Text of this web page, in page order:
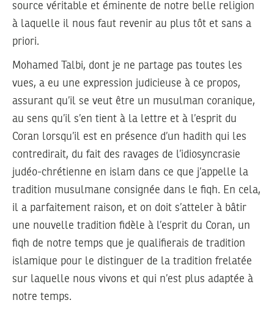
source véritable et éminente de notre belle religion
à laquelle il nous faut revenir au plus tôt et sans a
priori.
Mohamed Talbi, dont je ne partage pas toutes les
vues, a eu une expression judicieuse à ce propos,
assurant qu’il se veut être un musulman coranique,
au sens qu’il s’en tient à la lettre et à l’esprit du
Coran lorsqu’il est en présence d’un hadith qui les
contredirait, du fait des ravages de l’idiosyncrasie
judéo-chrétienne en islam dans ce que j’appelle la
tradition musulmane consignée dans le fiqh. En cela,
il a parfaitement raison, et on doit s’atteler à bâtir
une nouvelle tradition fidèle à l’esprit du Coran, un
fiqh de notre temps que je qualifierais de tradition
islamique pour le distinguer de la tradition frelatée
sur laquelle nous vivons et qui n’est plus adaptée à
notre temps.